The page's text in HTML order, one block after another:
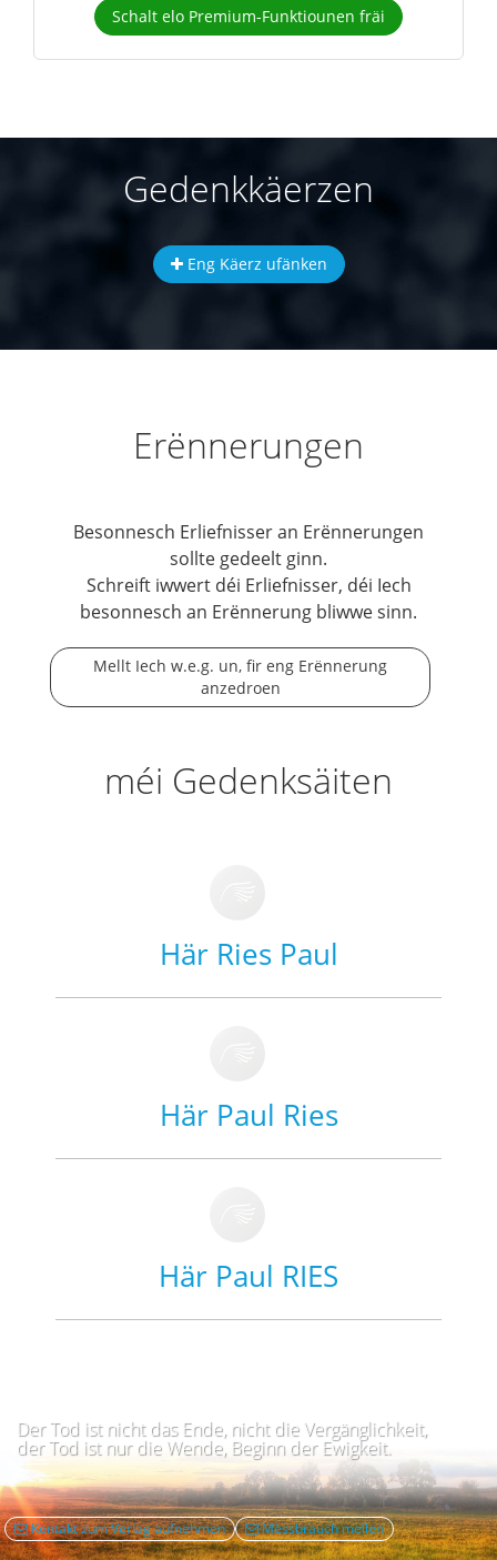
Schalt elo Premium-Funktiounen fräi
Gedenkkäerzen
Eng Käerz ufänken
Erënnerungen
Besonnesch Erliefnisser an Erënnerungen
sollte gedeelt ginn.
Schreift iwwert déi Erliefnisser, déi Iech
besonnesch an Erënnerung bliwwe sinn.
Mellt Iech w.e.g. un, fir eng Erënnerung
anzedroen
méi Gedenksäiten
Här Ries Paul
Här Paul Ries
Här Paul RIES
Der Tod ist nicht das Ende, nicht die Vergänglichkeit,
der Tod ist nur die Wende, Beginn der Ewigkeit.
Kontakt zum Verlag aufnehmen Mëssbrauch mellen